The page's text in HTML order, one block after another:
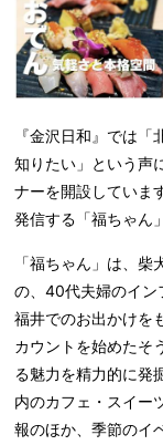
『金沢日和』では
知りたい」という声
ナーを開設していま
発信する「福ちゃん
「福ちゃん」は、
の、40代夫婦のイン
福井でのお出かけを
カウントを始めたそ
る魅力を精力的に発
内のカフェ・スイー
報のほか、季節のイ